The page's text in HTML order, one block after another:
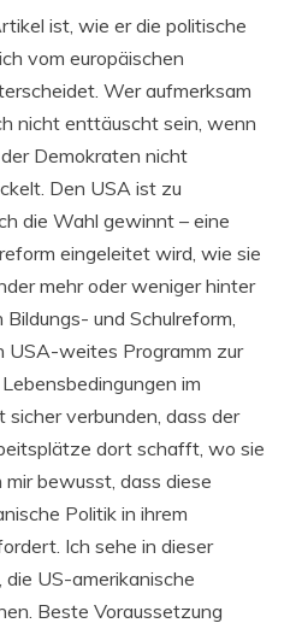
ist, wie er die politische
vom europäischen
Wer aufmerksam
nicht enttäuscht sein, wenn
Demokraten nicht
Den USA ist zu
die Wahl gewinnt – eine
eingeleitet wird, wie sie
mehr oder weniger hinter
und Schulreform,
USA-weites Programm zur
im
verbunden, dass der
dort schafft, wo sie
bewusst, dass diese
Politik in ihrem
Ich sehe in dieser
US-amerikanische
Beste Voraussetzung